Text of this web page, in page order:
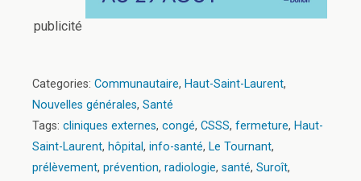
publicité
Categories: Communautaire, Haut-Saint-Laurent,
Nouvelles générales, Santé
Tags: cliniques externes, congé, CSSS, fermeture, Haut-
Saint-Laurent, hôpital, info-santé, Le Tournant,
prélèvement, prévention, radiologie, santé, Suroît,